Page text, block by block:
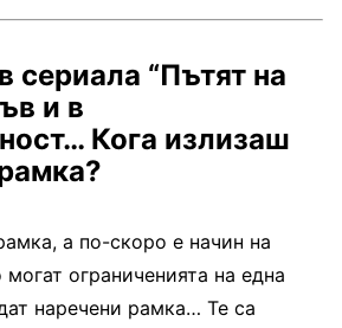
сериала “Пътят на
и в
Кога излизаш
а по-скоро е начин на
ограниченията на една
наречени рамка… Те са